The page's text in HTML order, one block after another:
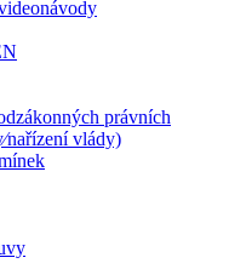
právních
vlády)